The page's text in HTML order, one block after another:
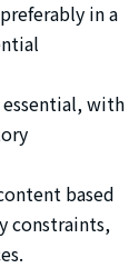
in a
with
based
constraints,